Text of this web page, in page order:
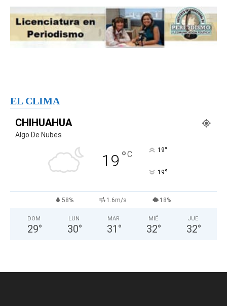
EL CLIMA
CHIHUAHUA
Algo De Nubes
19 °C 19°
19°
58% 1.6m/s 18%
DOM
29°
LUN
30°
MAR
31 °
MIÉ
32°
JUE
32°